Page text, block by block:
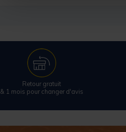
Retour gratuit
& 1 mois pour changer d'avis